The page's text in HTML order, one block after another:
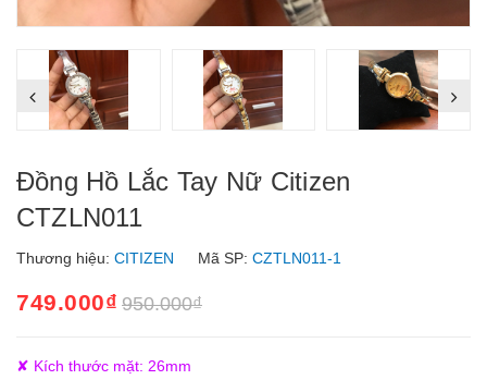
Đồng Hồ Lắc Tay Nữ Citizen
CTZLN011
Thương hiệu: CITIZEN Mã SP: CZTLN011-1
749.000₫ 950.000₫
✘ Kích thước mặt: 26mm